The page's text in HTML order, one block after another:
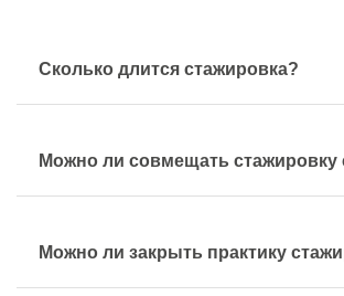
Сколько длится стажировка?
Можно ли совмещать стажировку
Можно ли закрыть практику